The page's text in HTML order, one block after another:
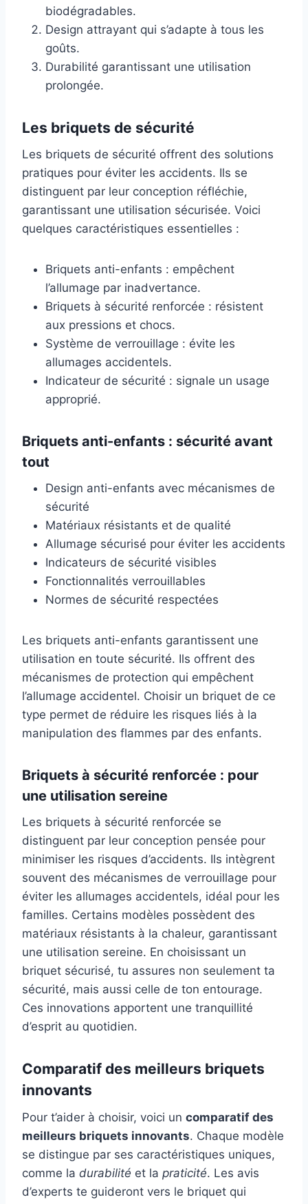
biodégradables.
Design attrayant qui s’adapte à tous les
goûts.
Durabilité garantissant une utilisation
prolongée.
Les briquets de sécurité
Les briquets de sécurité offrent des solutions
pratiques pour éviter les accidents. Ils se
distinguent par leur conception réfléchie,
garantissant une utilisation sécurisée. Voici
quelques caractéristiques essentielles :
Briquets anti-enfants : empêchent
l’allumage par inadvertance.
Briquets à sécurité renforcée : résistent
aux pressions et chocs.
Système de verrouillage : évite les
allumages accidentels.
Indicateur de sécurité : signale un usage
approprié.
Briquets anti-enfants : sécurité avant
tout
Design anti-enfants avec mécanismes de
sécurité
Matériaux résistants et de qualité
Allumage sécurisé pour éviter les accidents
Indicateurs de sécurité visibles
Fonctionnalités verrouillables
Normes de sécurité respectées
Les briquets anti-enfants garantissent une
utilisation en toute sécurité. Ils offrent des
mécanismes de protection qui empêchent
l’allumage accidentel. Choisir un briquet de ce
type permet de réduire les risques liés à la
manipulation des flammes par des enfants.
Briquets à sécurité renforcée : pour
une utilisation sereine
Les briquets à sécurité renforcée se
distinguent par leur conception pensée pour
minimiser les risques d’accidents. Ils intègrent
souvent des mécanismes de verrouillage pour
éviter les allumages accidentels, idéal pour les
familles. Certains modèles possèdent des
matériaux résistants à la chaleur, garantissant
une utilisation sereine. En choisissant un
briquet sécurisé, tu assures non seulement ta
sécurité, mais aussi celle de ton entourage.
Ces innovations apportent une tranquillité
d’esprit au quotidien.
Comparatif des meilleurs briquets
innovants
Pour t’aider à choisir, voici un comparatif des
meilleurs briquets innovants. Chaque modèle
se distingue par ses caractéristiques uniques,
comme la durabilité et la praticité. Les avis
d’experts te guideront vers le briquet qui